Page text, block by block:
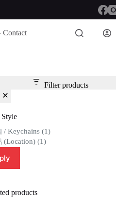
Contact
Filter products
/ Keychains(1)
(Location)(1)
products